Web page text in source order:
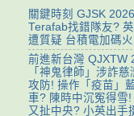
關鍵時刻 GJSK
Terafab找錯隊友?
遭質疑 台積電加碼
前進新台灣 QJXTW
「神鬼律師」涉詐
攻防! 操作「疫苗」
車? 陳時中沉冤得雪
又扯中央? 小英出手